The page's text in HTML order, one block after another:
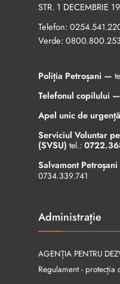
STR. 1 DECEMBRIE
Telefon:
Verde: 0800.800.253
Poliția Petroșani —
Telefonul copilului —
Apel unic de
Serviciul Voluntar
(SVSU) tel.:
Salvamont
0734.339.741
Administrație
AGENȚIA PENTRU
Regulament - protecția